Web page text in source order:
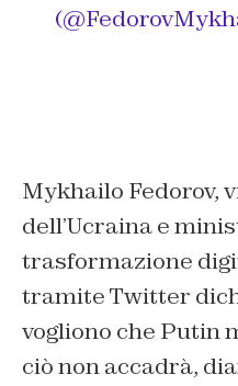
Mykhailo Fedorov,
dell’Ucraina e
trasformazione
tramite Twitter
vogliono che Putin
ciò non accadrà,